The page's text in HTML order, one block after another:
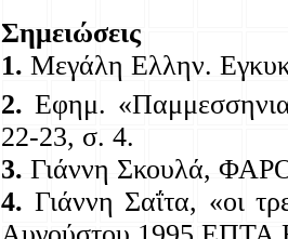
Σημειώσεις
1. Μεγάλη Ελλην.
2. Εφημ.
22-23, σ. 4.
3. Γιάννη Σκουλά,
4. Γιάννη Σαΐτα, «οι